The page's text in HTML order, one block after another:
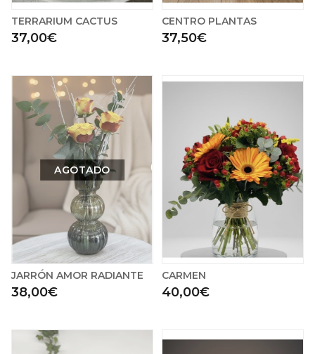
TERRARIUM CACTUS
37,00€
CENTRO PLANTAS
37,50€
AGOTADO
JARRÓN AMOR RADIANTE
38,00€
CARMEN
40,00€